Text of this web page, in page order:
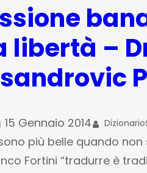
libertà –
15 Gennaio 2014
più belle quando
Fortini “tradurre è